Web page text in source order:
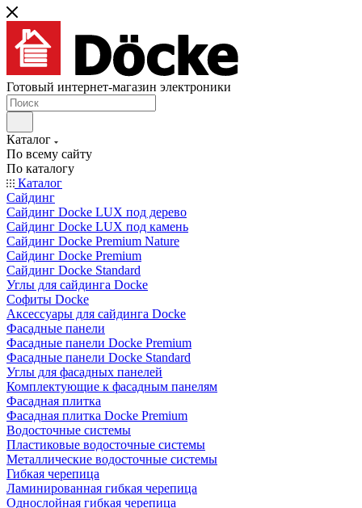
Готовый интернет-магазин электроники
Каталог
По всему сайту
По каталогу
Каталог
Сайдинг
Сайдинг Docke LUX под дерево
Сайдинг Docke LUX под камень
Сайдинг Docke Premium Nature
Сайдинг Docke Premium
Сайдинг Docke Standard
Углы для сайдинга Docke
Софиты Docke
Аксессуары для сайдинга Docke
Фасадные панели
Фасадные панели Docke Premium
Фасадные панели Docke Standard
Углы для фасадных панелей
Комплектующие к фасадным панелям
Фасадная плитка
Фасадная плитка Docke Premium
Водосточные системы
Пластиковые водосточные системы
Металлические водосточные системы
Гибкая черепица
Ламинированная гибкая черепица
Однослойная гибкая черепица